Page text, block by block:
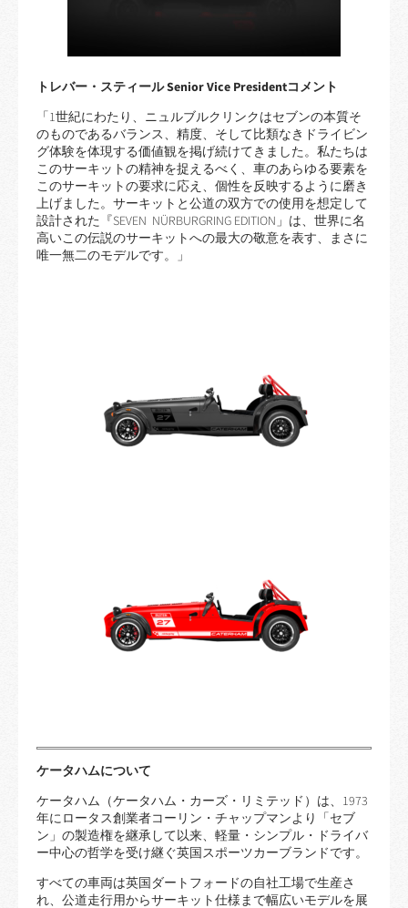
トレバー・スティール Senior Vice Presidentコメント
「1世紀にわたり、ニュルブルクリンクはセブンの本質そ
のものであるバランス、精度、そして比類なきドライビン
グ体験を体現する価値観を掲げ続けてきました。私たちは
このサーキットの精神を捉えるべく、車のあらゆる要素を
このサーキットの要求に応え、個性を反映するように磨き
上げました。サーキットと公道の双方での使用を想定して
設計された『SEVEN NÜRBURGRING EDITION」は、世界に名
高いこの伝説のサーキットへの最大の敬意を表す、まさに
唯一無二のモデルです。」
ケータハムについて
ケータハム（ケータハム・カーズ・リミテッド）は、1973
年にロータス創業者コーリン・チャップマンより「セブ
ン」の製造権を継承して以来、軽量・シンプル・ドライバ
ー中心の哲学を受け継ぐ英国スポーツカーブランドです。
すべての車両は英国ダートフォードの自社工場で生産さ
れ、公道走行用からサーキット仕様まで幅広いモデルを展